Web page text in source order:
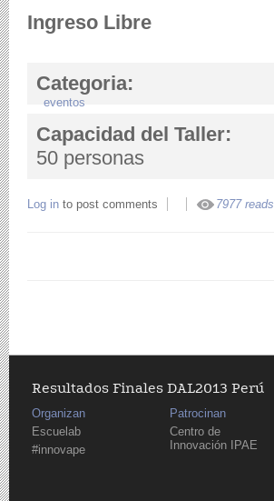
Ingreso Libre
Categoria:
eventos
Capacidad del Taller:
50 personas
Log in to post comments 7977 reads
Resultados Finales DAL2013 Perú
Organizan
Escuelab
#innovape
Patrocinan
Centro de
Innovación IPAE